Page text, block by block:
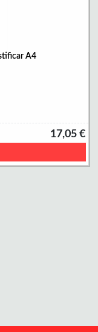
A4
17,05 €